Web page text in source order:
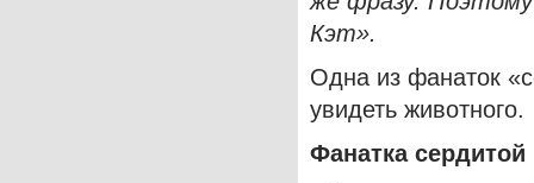
Кэт».
Одна из фанаток
увидеть животного.
Фанатка